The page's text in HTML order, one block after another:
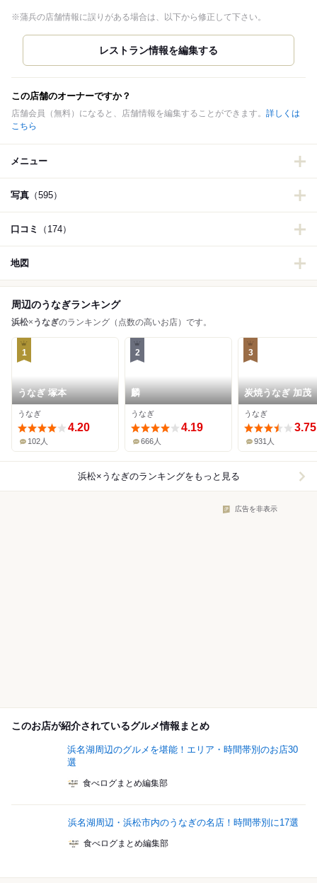
※蒲兵の店舗情報に誤りがある場合は、以下から修正して下さい。
この店舗のオーナーですか？
店舗会員（無料）になると、店舗情報を編集することができます。 詳しくは
こちら
メニュー
写真 （595）
口コミ （174）
地図
周辺のうなぎランキング
浜松× うなぎのランキング（点数の高いお店）です。
1
うなぎ 塚本
うなぎ
4.20
102人
2
麟
うなぎ
4.19
666人
3
炭焼うなぎ 加茂
うなぎ
3.75
931人
浜松×うなぎのランキングをもっと見る
広告を非表示
このお店が紹介されているグルメ情報まとめ
浜名湖周辺のグルメを堪能！エリア・時間帯別のお店30
選
食べログまとめ編集部
浜名湖周辺・浜松市内のうなぎの名店！時間帯別に17選
食べログまとめ編集部